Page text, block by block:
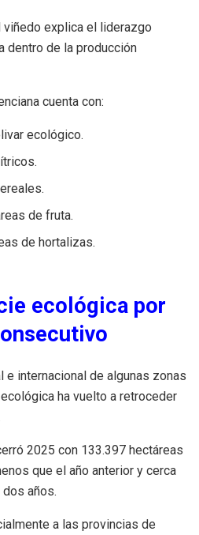
explica el liderazgo
dentro de la producción
cuenta con:
ecológico.
de fruta.
de hortalizas.
ecológica por
e internacional de algunas zonas
ha vuelto a retroceder
2025 con 133.397 hectáreas
que el año anterior y cerca
años.
a las provincias de